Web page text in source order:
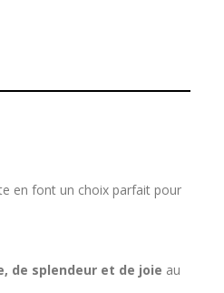
en font un choix parfait pour
de splendeur et de joie au